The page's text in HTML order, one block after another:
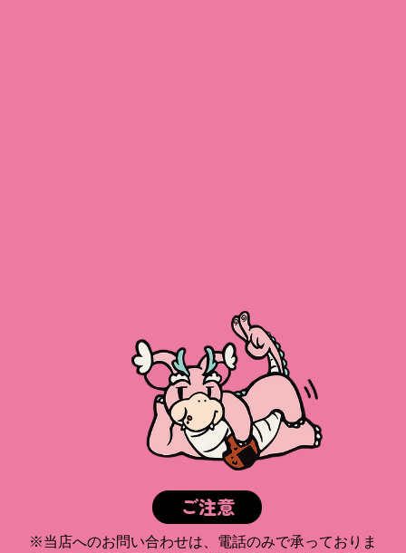
ご注意
※当店へのお問い合わせは、電話のみで承っておりま